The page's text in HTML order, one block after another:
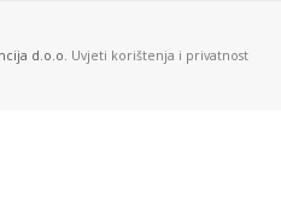
d.o.o. Uvjeti korištenja i privatnost